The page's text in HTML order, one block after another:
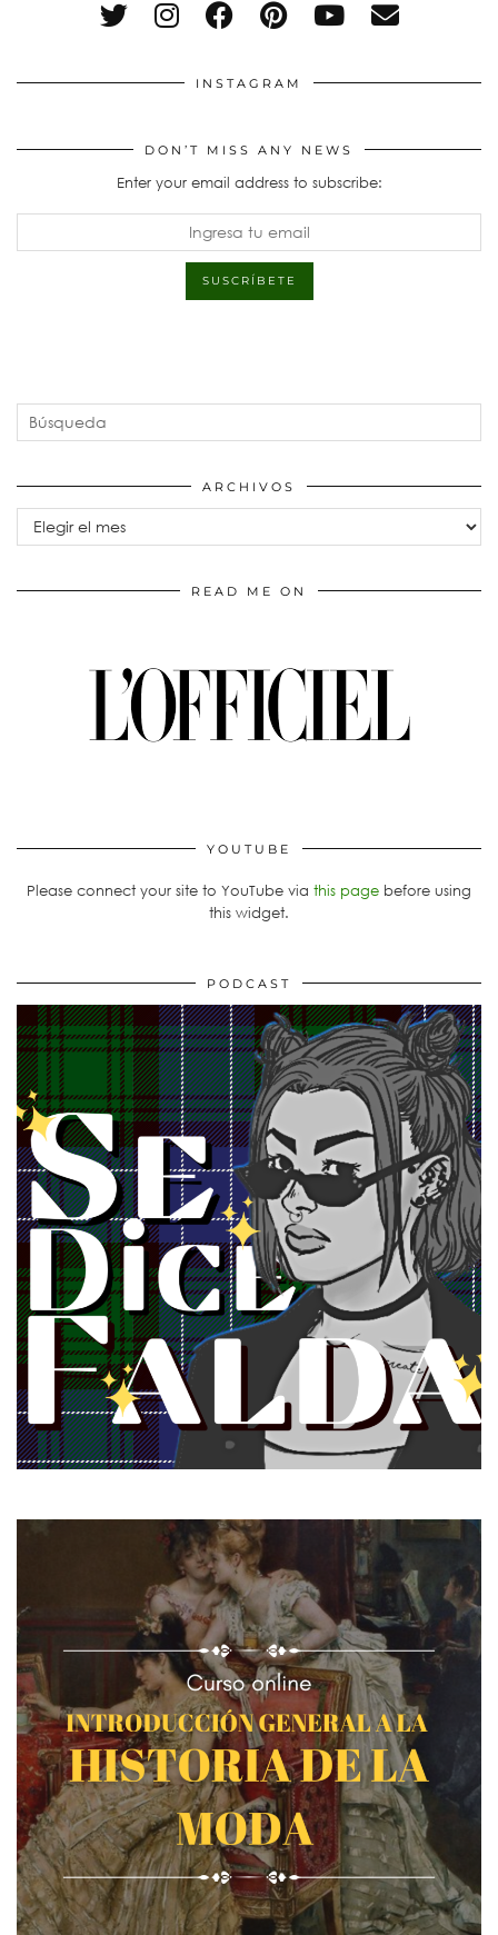
INSTAGRAM
DON’T MISS ANY NEWS
Enter your email address to subscribe:
ARCHIVOS
Archivos
READ ME ON
YOUTUBE
Please connect your site to YouTube via this page before using
this widget.
PODCAST